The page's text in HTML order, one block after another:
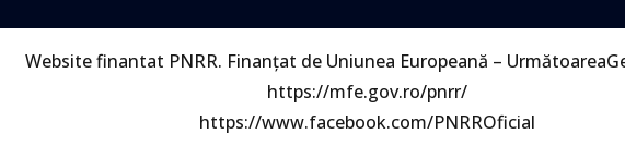
Website finantat PNRR. Finanțat de Uniunea Europeană –
https://mfe.gov.ro/pnrr/
https://www.facebook.com/PNRROficial